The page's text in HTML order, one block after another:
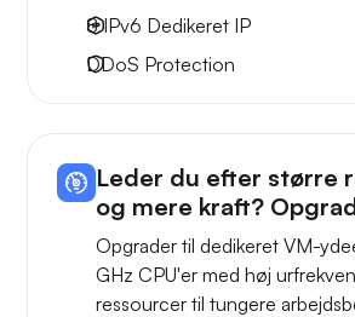
8 IPv6 Dedikeret IP
DDoS Protection
Leder du efter større
og mere kraft?
Opgrader til dedikeret VM-
GHz CPU'er med høj
ressourcer til tungere